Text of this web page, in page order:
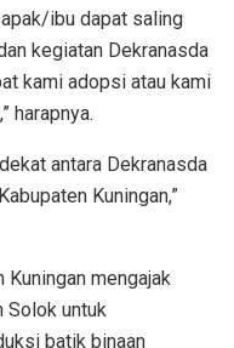
ibu dapat saling
kegiatan Dekranasda
kami adopsi atau kami
harapnya.
antara Dekranasda
Kuningan,”
Kuningan mengajak
Solok untuk
batik binaan